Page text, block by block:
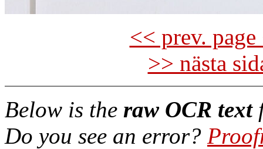
<< prev.
>> nästa
Below is the raw OCR text
Do you see an error?